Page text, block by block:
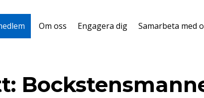
Om oss Engagera dig Samarbeta med